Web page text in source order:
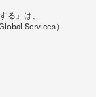
」は、
Services）